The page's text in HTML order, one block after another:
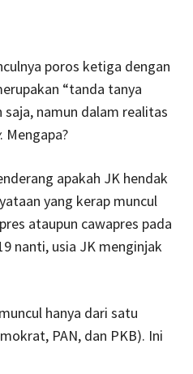
poros ketiga dengan
“tanda tanya
saja, namun dalam realitas
. Mengapa?
apakah JK hendak
yang kerap muncul
ataupun cawapres pada
nanti, usia JK menginjak
hanya dari satu
PAN, dan PKB). Ini